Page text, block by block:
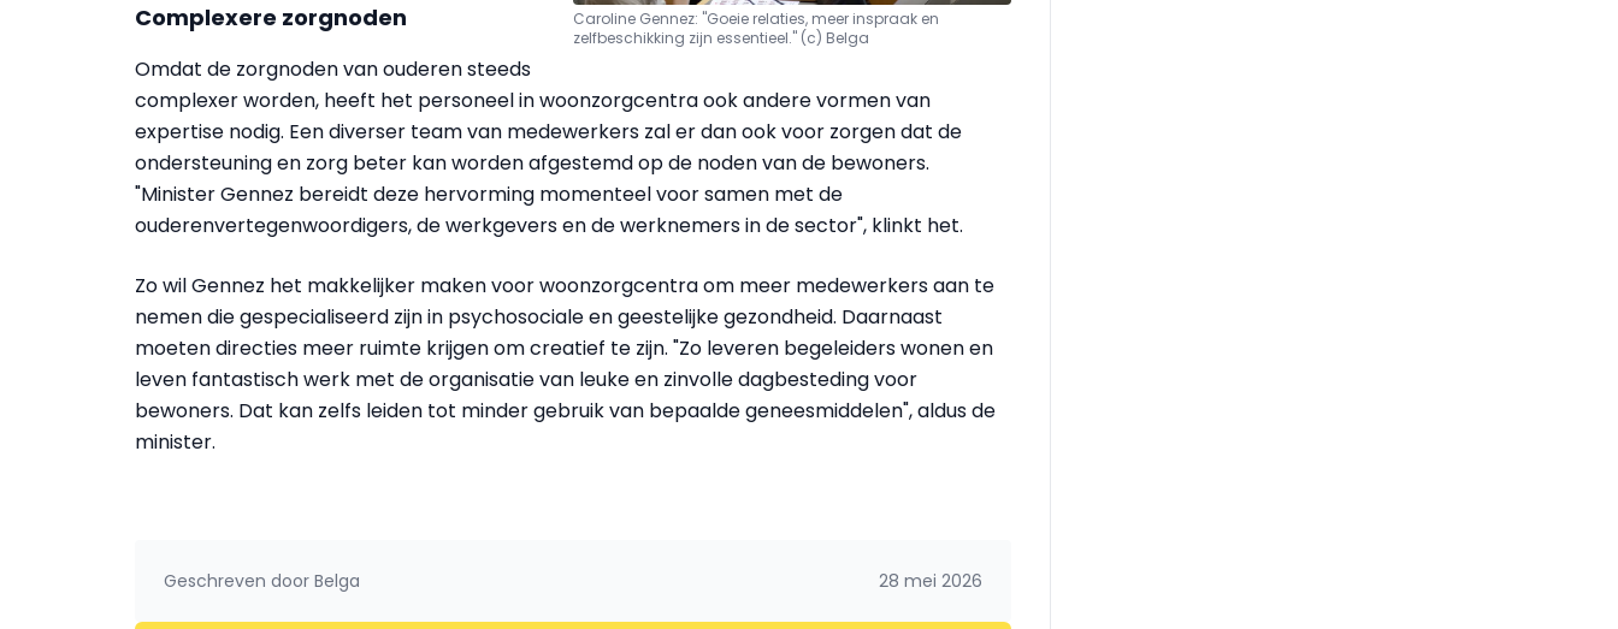
Caroline Gennez: "Goeie relaties, meer inspraak en
zelfbeschikking zijn essentieel." (c) Belga
Complexere zorgnoden
Omdat de zorgnoden van ouderen steeds
complexer worden, heeft het personeel in woonzorgcentra ook andere vormen van
expertise nodig. Een diverser team van medewerkers zal er dan ook voor zorgen dat de
ondersteuning en zorg beter kan worden afgestemd op de noden van de bewoners.
"Minister Gennez bereidt deze hervorming momenteel voor samen met de
ouderenvertegenwoordigers, de werkgevers en de werknemers in de sector", klinkt het.
Zo wil Gennez het makkelijker maken voor woonzorgcentra om meer medewerkers aan te
nemen die gespecialiseerd zijn in psychosociale en geestelijke gezondheid. Daarnaast
moeten directies meer ruimte krijgen om creatief te zijn. "Zo leveren begeleiders wonen en
leven fantastisch werk met de organisatie van leuke en zinvolle dagbesteding voor
bewoners. Dat kan zelfs leiden tot minder gebruik van bepaalde geneesmiddelen", aldus de
minister.
Geschreven door Belga 28 mei 2026